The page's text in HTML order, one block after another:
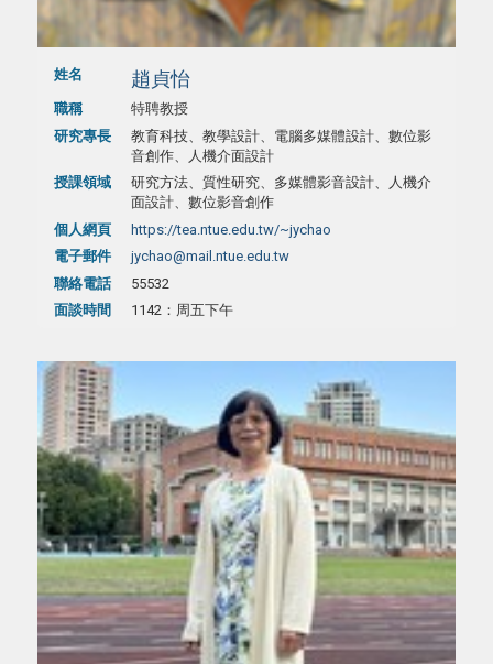
姓名 趙貞怡
職稱
特聘教授
研究專長
教育科技、教學設計、電腦多媒體設計、數位影
音創作、人機介面設計
授課領域
研究方法、質性研究、多媒體影音設計、人機介
面設計、數位影音創作
個人網頁
https://tea.ntue.edu.tw/~jychao
電子郵件
jychao@mail.ntue.edu.tw
聯絡電話
55532
面談時間
1142：周五下午